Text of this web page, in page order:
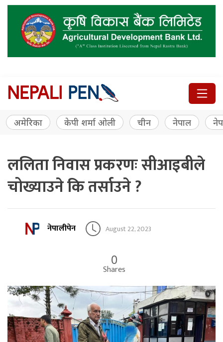
अमेरिका केपी शर्मा ओली चीन नेपाल
ललिता निवास प्रकरणः सीआइबीले
चोख्याउने कि तर्साउने ?
नेपालीपेन August 22, 2023
0
Shares